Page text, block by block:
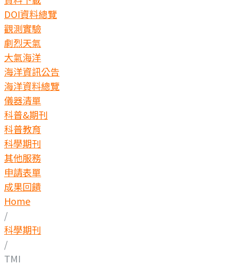
DOI資料總覽
觀測實驗
劇烈天氣
大氣海洋
海洋資訊公告
海洋資料總覽
儀器清單
科普&期刊
科普教育
科學期刊
其他服務
申請表單
成果回饋
Home
/
科學期刊
/
TMI